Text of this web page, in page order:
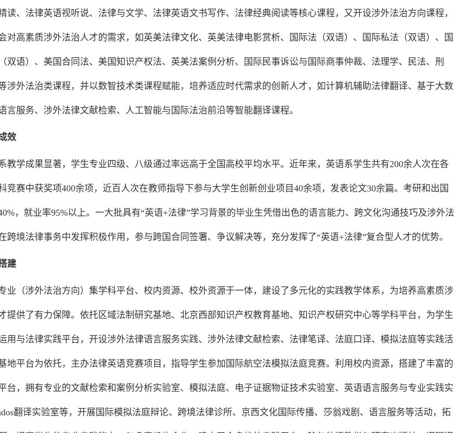
读、法律英语视听说、法律与文学、法律英语文书写作、法律经典阅读等核心课程，又开设涉外法治方向课程，
对高素质涉外法治人才的需求，如英美法律文化、英美法律电影赏析、国际法（双语）、国际私法（双语）、国
双语）、美国合同法、美国知识产权法、英美法案例分析、国际民事诉讼与国际商事仲裁、法理学、民法、刑
涉外法治类课程，并以数智技术类课程赋能，培养适应时代需求的创新人才，如计算机辅助法律翻译、基于大数
言服务、涉外法律文献检索、人工智能与国际法治前沿等智能翻译课程。
效
教学成果显著，学生专业四级、八级通过率远高于全国高校平均水平。近年来，英语系学生共有200余人次在各
竞赛中获奖项400余项，近百人次在教师指导下参与大学生创新创业项目40余项，发表论文30余篇。考研和出国
，就业率95%以上。一大批具有“英语+法律”学习背景的毕业生凭借出色的语言能力、跨文化沟通技巧及涉外法
跨境法律事务中发挥积极作用，参与跨国合同签署、争议解决等，充分发挥了“英语+法律”复合型人才的优势。
建
业（涉外法治方向）集学科平台、校内资源、校外资源于一体，建设了多元化的实践教学体系，为培养高素质涉
提供了有力保障。依托区域法制研究基地、北京西部知识产权教育基地、知识产权研究中心等学科平台，为学生
用与法律实践平台，开设涉外法律语言服务实践、涉外法律文献检索、法律笔译、法庭口译、模拟法庭等实践活
地平台为依托，主办法律英语竞赛项目，指导学生参加国际航空法模拟法庭竞赛。利用校内资源，搭建了丰富的
台，拥有专业的文献检索和案例分析实验室、模拟法庭、电子证据物证技术实验室、英语语言服务与专业实践实
翻译实验室等，开展国际模拟法庭辩论、跨境法律诊所、京西文化国际传播、莎翁戏剧、语言服务等活动，拓